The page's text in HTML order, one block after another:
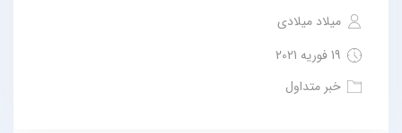
میلاد میلادی
19 فوریه 2021
خبر متداول